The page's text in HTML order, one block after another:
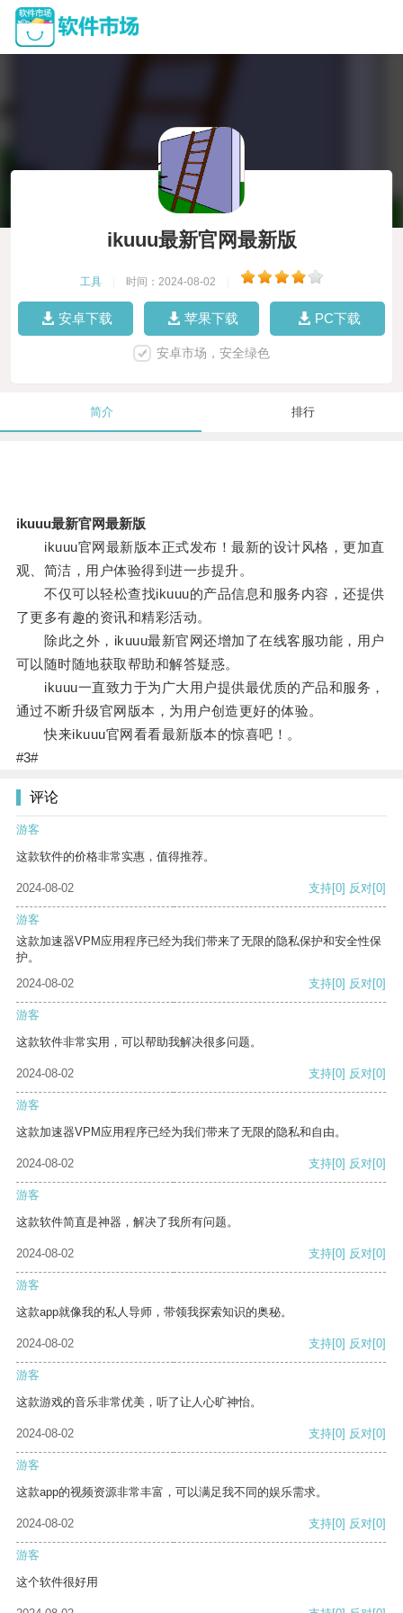
ikuuu最新官网最新版
工具 时间：2024-08-02
安卓下载 苹果下载 PC下载
安卓市场，安全绿色
简介 排行
ikuuu最新官网最新版
ikuuu官网最新版本正式发布！最新的设计风格，更加直
观、简洁，用户体验得到进一步提升。
不仅可以轻松查找ikuuu的产品信息和服务内容，还提供
了更多有趣的资讯和精彩活动。
除此之外，ikuuu最新官网还增加了在线客服功能，用户
可以随时随地获取帮助和解答疑惑。
ikuuu一直致力于为广大用户提供最优质的产品和服务，
通过不断升级官网版本，为用户创造更好的体验。
快来ikuuu官网看看最新版本的惊喜吧！。
#3#
评论
游客
这款软件的价格非常实惠，值得推荐。
2024-08-02 支持[0] 反对[0]
游客
这款加速器VPM应用程序已经为我们带来了无限的隐私保护和安全性保
护。
2024-08-02
支持[0] 反对[0]
游客
这款软件非常实用，可以帮助我解决很多问题。
2024-08-02 支持[0] 反对[0]
游客
这款加速器VPM应用程序已经为我们带来了无限的隐私和自由。
2024-08-02 支持[0] 反对[0]
游客
这款软件简直是神器，解决了我所有问题。
2024-08-02 支持[0] 反对[0]
游客
这款app就像我的私人导师，带领我探索知识的奥秘。
2024-08-02 支持[0] 反对[0]
游客
这款游戏的音乐非常优美，听了让人心旷神怡。
2024-08-02 支持[0] 反对[0]
游客
这款app的视频资源非常丰富，可以满足我不同的娱乐需求。
2024-08-02 支持[0] 反对[0]
游客
这个软件很好用